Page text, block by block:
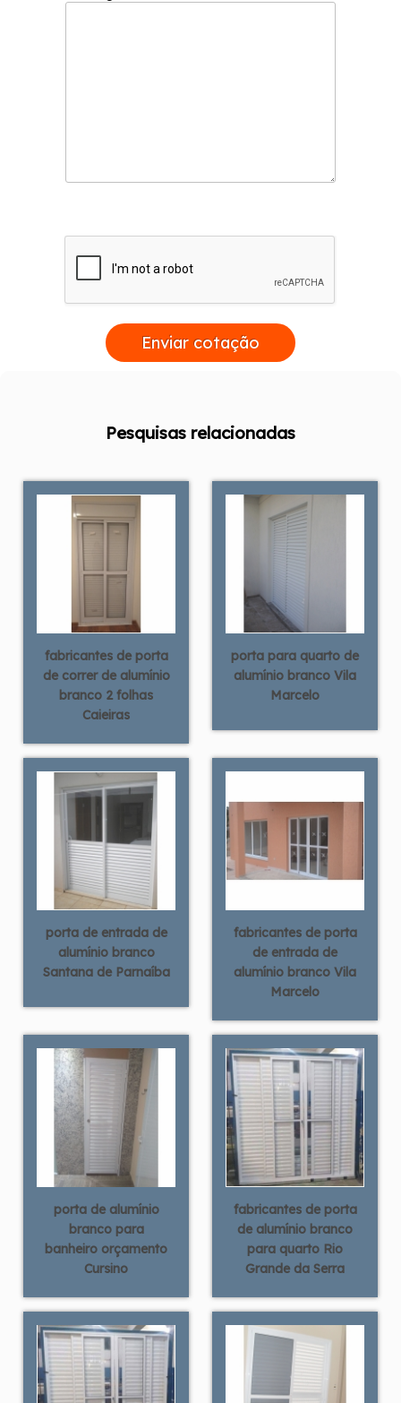
Enviar cotação
Pesquisas relacionadas
fabricantes de porta
de correr de alumínio
branco 2 folhas
Caieiras
porta para quarto de
alumínio branco Vila
Marcelo
porta de entrada de
alumínio branco
Santana de Parnaíba
fabricantes de porta
de entrada de
alumínio branco Vila
Marcelo
porta de alumínio
branco para
banheiro orçamento
Cursino
fabricantes de porta
de alumínio branco
para quarto Rio
Grande da Serra